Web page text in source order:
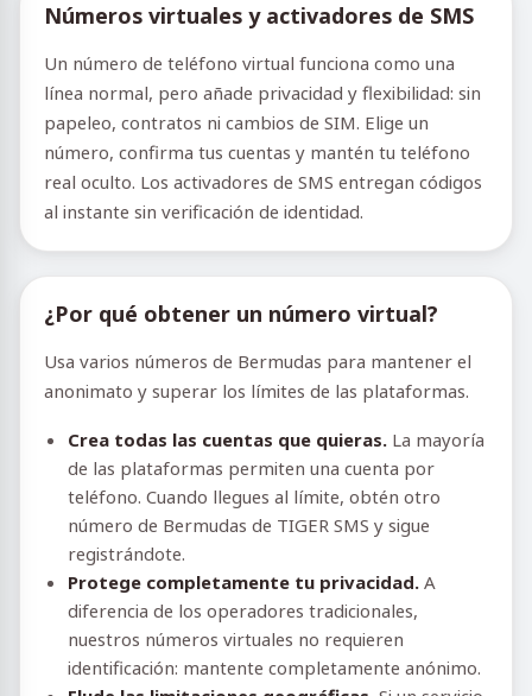
Números virtuales y activadores de SMS
Un número de teléfono virtual funciona como una
línea normal, pero añade privacidad y flexibilidad: sin
papeleo, contratos ni cambios de SIM. Elige un
número, confirma tus cuentas y mantén tu teléfono
real oculto. Los activadores de SMS entregan códigos
al instante sin verificación de identidad.
¿Por qué obtener un número virtual?
Usa varios números de Bermudas para mantener el
anonimato y superar los límites de las plataformas.
Crea todas las cuentas que quieras. La mayoría
de las plataformas permiten una cuenta por
teléfono. Cuando llegues al límite, obtén otro
número de Bermudas de TIGER SMS y sigue
registrándote.
Protege completamente tu privacidad. A
diferencia de los operadores tradicionales,
nuestros números virtuales no requieren
identificación: mantente completamente anónimo.